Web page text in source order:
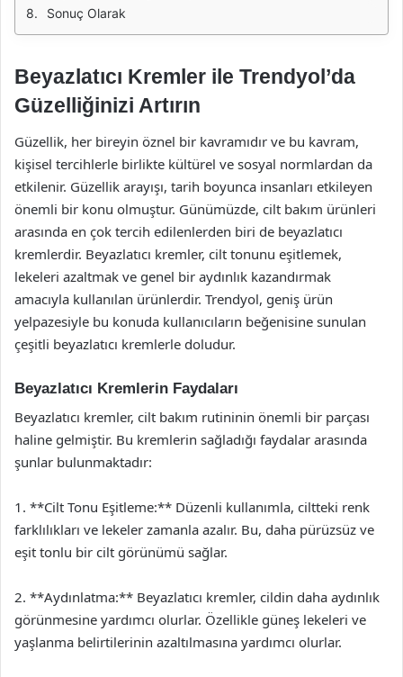
Sonuç Olarak
Beyazlatıcı Kremler ile Trendyol’da
Güzelliğinizi Artırın
Güzellik, her bireyin öznel bir kavramıdır ve bu kavram,
kişisel tercihlerle birlikte kültürel ve sosyal normlardan da
etkilenir. Güzellik arayışı, tarih boyunca insanları etkileyen
önemli bir konu olmuştur. Günümüzde, cilt bakım ürünleri
arasında en çok tercih edilenlerden biri de beyazlatıcı
kremlerdir. Beyazlatıcı kremler, cilt tonunu eşitlemek,
lekeleri azaltmak ve genel bir aydınlık kazandırmak
amacıyla kullanılan ürünlerdir. Trendyol, geniş ürün
yelpazesiyle bu konuda kullanıcıların beğenisine sunulan
çeşitli beyazlatıcı kremlerle doludur.
Beyazlatıcı Kremlerin Faydaları
Beyazlatıcı kremler, cilt bakım rutininin önemli bir parçası
haline gelmiştir. Bu kremlerin sağladığı faydalar arasında
şunlar bulunmaktadır:
1. **Cilt Tonu Eşitleme:** Düzenli kullanımla, ciltteki renk
farklılıkları ve lekeler zamanla azalır. Bu, daha pürüzsüz ve
eşit tonlu bir cilt görünümü sağlar.
2. **Aydınlatma:** Beyazlatıcı kremler, cildin daha aydınlık
görünmesine yardımcı olurlar. Özellikle güneş lekeleri ve
yaşlanma belirtilerinin azaltılmasına yardımcı olurlar.